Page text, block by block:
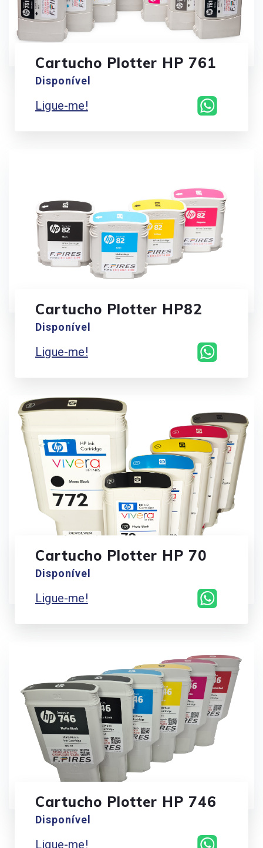
Cartucho Plotter HP 761
Disponível
Ligue-me!
Cartucho Plotter HP82
Disponível
Ligue-me!
Cartucho Plotter HP 70
Disponível
Ligue-me!
Cartucho Plotter HP 746
Disponível
Ligue-me!